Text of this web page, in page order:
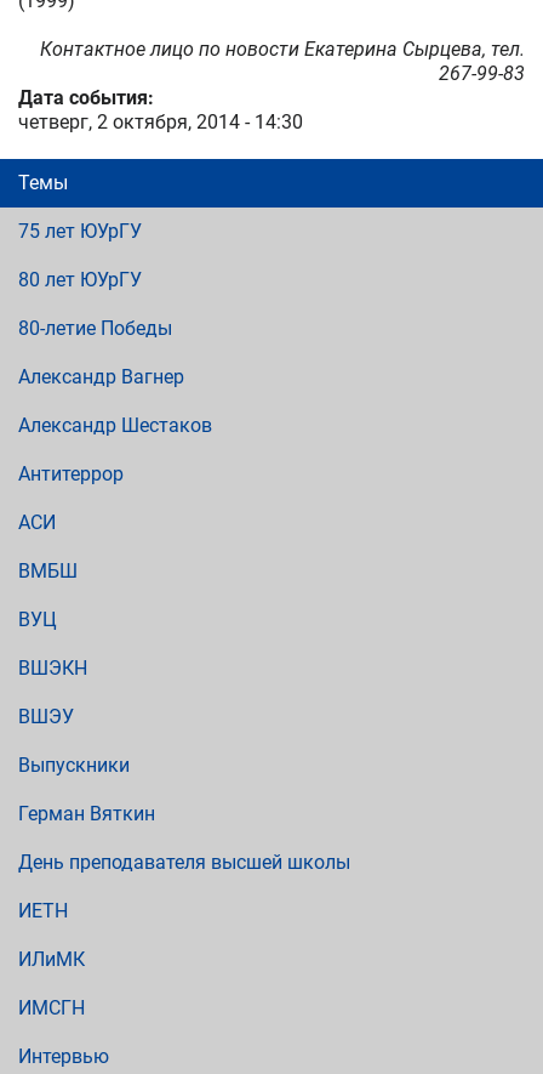
Контактное лицо по новости Екатерина Сырцева, тел.
267-99-83
Дата события:
четверг, 2 октября, 2014 - 14:30
Темы
75 лет ЮУрГУ
80 лет ЮУрГУ
80-летие Победы
Александр Вагнер
Александр Шестаков
Антитеррор
АСИ
ВМБШ
ВУЦ
ВШЭКН
ВШЭУ
Выпускники
Герман Вяткин
День преподавателя высшей школы
ИЕТН
ИЛиМК
ИМСГН
Интервью